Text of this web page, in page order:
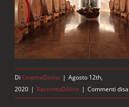
Di CinemaDivino | Agosto 12th,
2020 | RaccontoDiVino | Commenti